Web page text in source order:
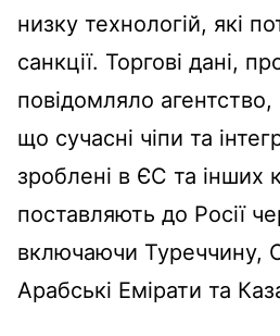
низку технологій, які
санкції. Торгові дані,
повідомляло агентство,
що сучасні чіпи та
зроблені в ЄС та інших
поставляють до Росії
включаючи Туреччину,
Арабські Емірати та